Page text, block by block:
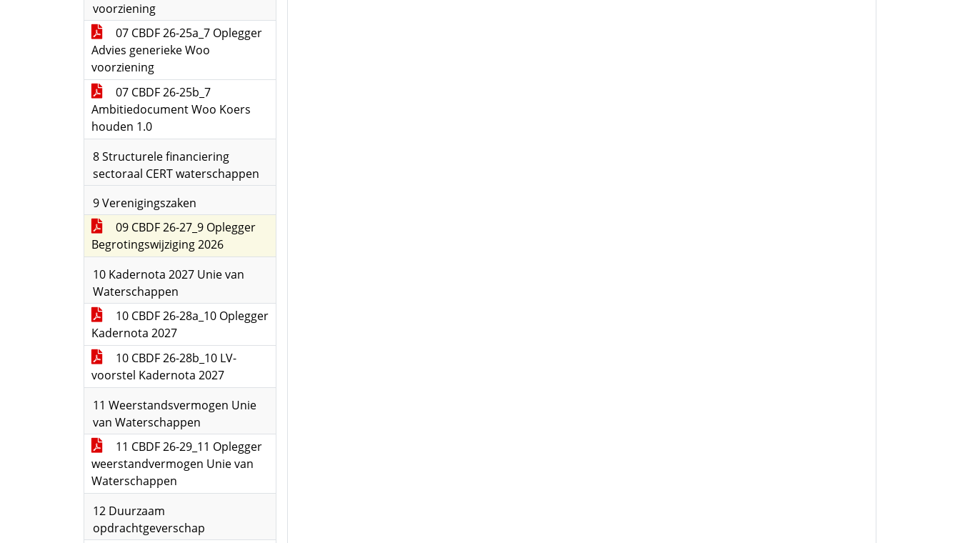
voorziening
07 CBDF 26-25a_7 Oplegger
Advies generieke Woo
voorziening
07 CBDF 26-25b_7
Ambitiedocument Woo Koers
houden 1.0
8 Structurele financiering
sectoraal CERT waterschappen
9 Verenigingszaken
09 CBDF 26-27_9 Oplegger
Begrotingswijziging 2026
10 Kadernota 2027 Unie van
Waterschappen
10 CBDF 26-28a_10 Oplegger
Kadernota 2027
10 CBDF 26-28b_10 LV-
voorstel Kadernota 2027
11 Weerstandsvermogen Unie
van Waterschappen
11 CBDF 26-29_11 Oplegger
weerstandvermogen Unie van
Waterschappen
12 Duurzaam
opdrachtgeverschap